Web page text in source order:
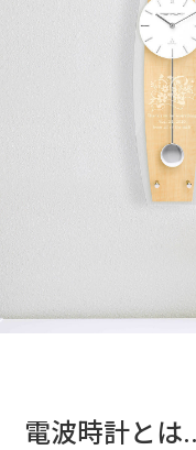
電波時計とは